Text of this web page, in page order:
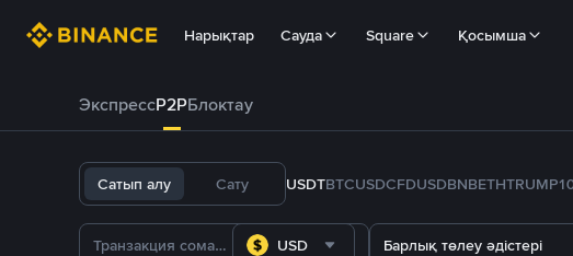
Нарықтар Сауда Square Қосымша
ЭкспрессP2PБлоктау
Сатып алу Сату USDTBTCUSDCFDUSDBNBETHTRUMP
USD Барлық төлеу әдістері